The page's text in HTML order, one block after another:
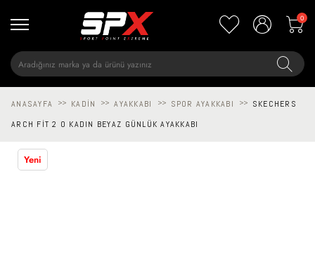
0
ANASAYFA >> KADIN >> AYAKKABI >> SPOR AYAKKABI >>
SKECHERS
ARCH FIT 2 0 KADIN BEYAZ GÜNLÜK AYAKKABI
Yeni